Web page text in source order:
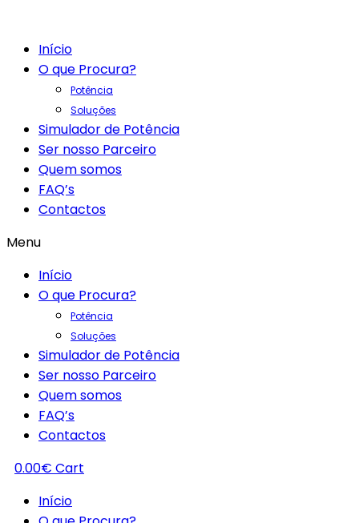
Início
O que Procura?
Potência
Soluções
Simulador de Potência
Ser nosso Parceiro
Quem somos
FAQ’s
Contactos
Menu
Início
O que Procura?
Potência
Soluções
Simulador de Potência
Ser nosso Parceiro
Quem somos
FAQ’s
Contactos
0.00€ Cart
Início